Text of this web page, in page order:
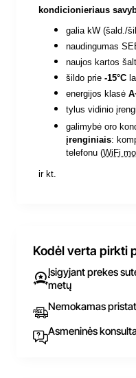
kondicionieriaus
galia kW (šald./
naudingumas
naujos kartos
šildo prie -15°C
energijos klasė
tylus vidinio
galimybė oro
įrenginiais:
telefonu (WiFi
ir kt.
Kodėl verta pirkti
Įsigyjant prekes
metų
Nemokamas
Asmeninės